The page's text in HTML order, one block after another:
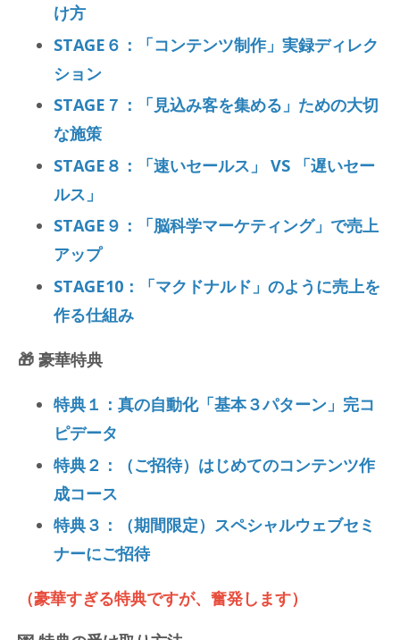
け方
STAGE６：「コンテンツ制作」実録ディレク
ション
STAGE７：「見込み客を集める」ための大切
な施策
STAGE８：「速いセールス」 VS 「遅いセー
ルス」
STAGE９：「脳科学マーケティング」で売上
アップ
STAGE10：「マクドナルド」のように売上を
作る仕組み
🎁 豪華特典
特典１：真の自動化「基本３パターン」完コ
ピデータ
特典２：（ご招待）はじめてのコンテンツ作
成コース
特典３：（期間限定）スペシャルウェブセミ
ナーにご招待
（豪華すぎる特典ですが、奮発します）